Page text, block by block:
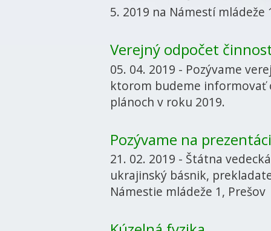
5. 2019 na Námestí mládeže
Verejný odpočet
05. 04. 2019 - Pozývame
ktorom budeme informovať
plánoch v roku 2019.
Pozývame na
21. 02. 2019 - Štátna
ukrajinský básnik,
Námestie mládeže 1, Prešov